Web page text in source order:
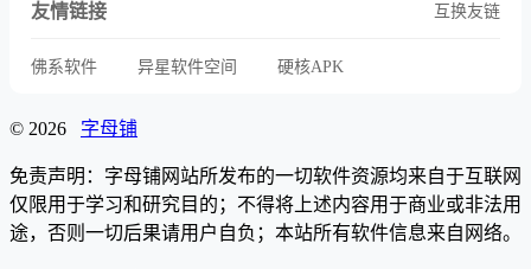
友情链接 互换友链
佛系软件 异星软件空间 硬核APK
© 2026 字母铺
免责声明：字母铺网站所发布的一切软件资源均来自于互联网
仅限用于学习和研究目的；不得将上述内容用于商业或非法用
途，否则一切后果请用户自负；本站所有软件信息来自网络。